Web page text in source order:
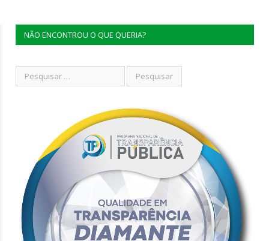
NÃO ENCONTROU O QUE QUERIA?